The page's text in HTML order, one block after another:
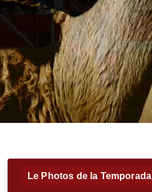
Le Photos de la Temporada